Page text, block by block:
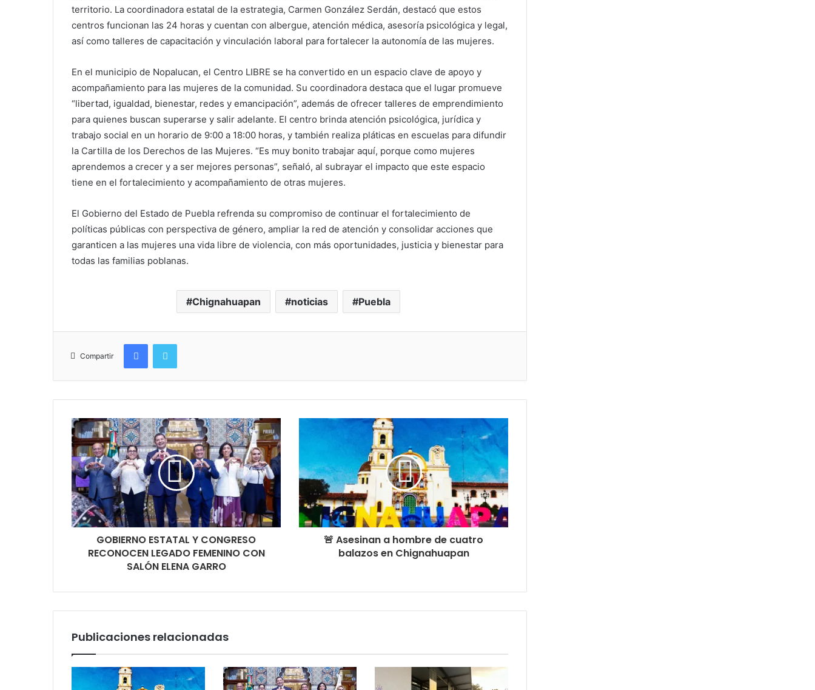
territorio. La coordinadora estatal de la estrategia, Carmen González Serdán, destacó que estos
centros funcionan las 24 horas y cuentan con albergue, atención médica, asesoría psicológica y legal,
así como talleres de capacitación y vinculación laboral para fortalecer la autonomía de las mujeres.
En el municipio de Nopalucan, el Centro LIBRE se ha convertido en un espacio clave de apoyo y
acompañamiento para las mujeres de la comunidad. Su coordinadora destaca que el lugar promueve
“libertad, igualdad, bienestar, redes y emancipación”, además de ofrecer talleres de emprendimiento
para quienes buscan superarse y salir adelante. El centro brinda atención psicológica, jurídica y
trabajo social en un horario de 9:00 a 18:00 horas, y también realiza pláticas en escuelas para difundir
la Cartilla de los Derechos de las Mujeres. “Es muy bonito trabajar aquí, porque como mujeres
aprendemos a crecer y a ser mejores personas”, señaló, al subrayar el impacto que este espacio
tiene en el fortalecimiento y acompañamiento de otras mujeres.
El Gobierno del Estado de Puebla refrenda su compromiso de continuar el fortalecimiento de
políticas públicas con perspectiva de género, ampliar la red de atención y consolidar acciones que
garanticen a las mujeres una vida libre de violencia, con más oportunidades, justicia y bienestar para
todas las familias poblanas.
Chignahuapan noticias Puebla
Compartir
FacebookTwitter
GOBIERNO ESTATAL Y CONGRESO
RECONOCEN LEGADO FEMENINO CON
SALÓN ELENA GARRO
🚨 Asesinan a hombre de cuatro
balazos en Chignahuapan
Publicaciones relacionadas